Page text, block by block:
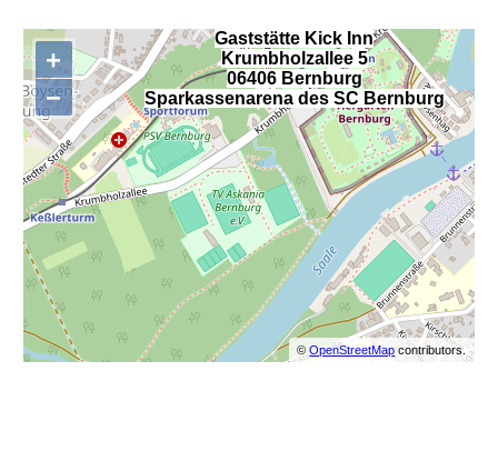
+
−
©OpenStreetMap contributors.
Gaststätte Kick Inn
Krumbholzallee 5
06406 Bernburg
Sparkassenarena des SC Bernburg
,